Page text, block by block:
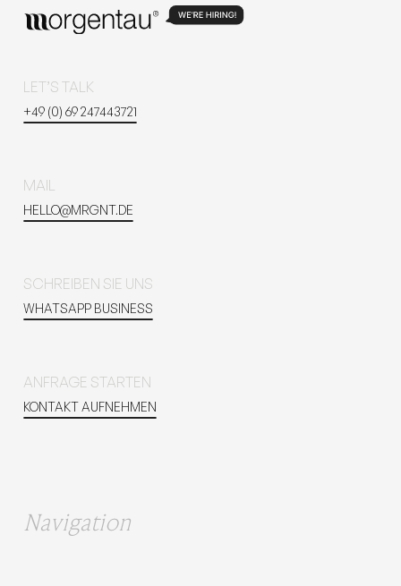
LET’S TALK
+49 (0) 69 247443721
MAIL
HELLO@MRGNT.DE
SCHREIBEN SIE UNS
WHATSAPP BUSINESS
ANFRAGE STARTEN
KONTAKT AUFNEHMEN
Navigation